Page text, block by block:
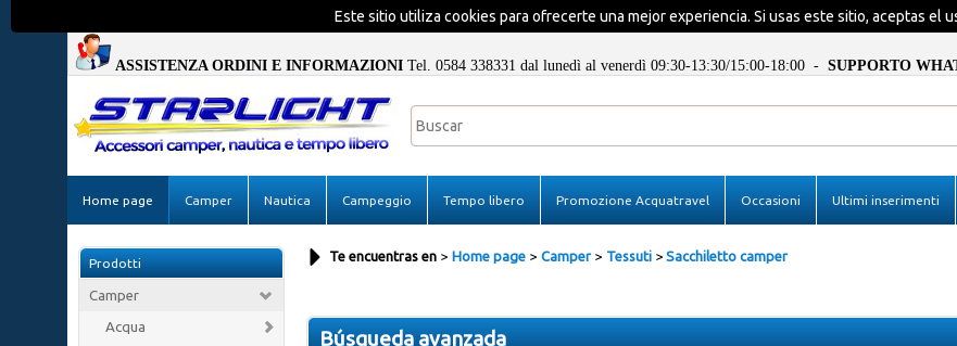
Este sitio utiliza cookies para ofrecerte una mejor experiencia. Si usas este sitio, aceptas el
ASSISTENZA ORDINI E INFORMAZIONI Tel. 0584 338331 dal lunedì al venerdì 09:30-13:30/15:00-18:00 - SUPPORTO
Para completar el pedido
de usuario y la contraseña y
Home page Camper Nautica Campeggio Tempo libero Promozione Acquatravel Occasioni Ultimi inserimenti
Prodotti
Camper
Acqua
Te encuentras en Home page Camper Tessuti Sacchiletto camper
Búsqueda avanzada